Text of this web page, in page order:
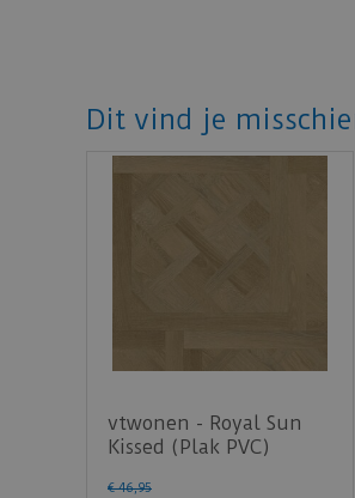
Dit vind je
vtwonen - Royal Sun
Kissed (Plak PVC)
€ 46,95